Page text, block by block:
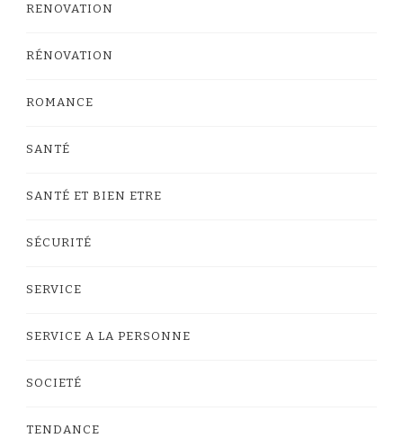
RENOVATION
RÉNOVATION
ROMANCE
SANTÉ
SANTÉ ET BIEN ETRE
SÉCURITÉ
SERVICE
SERVICE A LA PERSONNE
SOCIETÉ
TENDANCE